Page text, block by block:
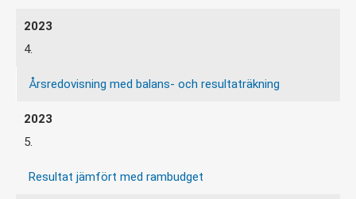
4.
Årsredovisning med balans- och resultaträkning
5.
Resultat jämfört med rambudget